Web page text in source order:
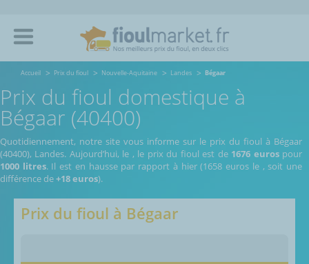
Accueil Prix du fioul Nouvelle-Aquitaine Landes Bégaar
Prix du fioul domestique à
Bégaar (40400)
Quotidiennement, notre site vous informe sur le prix du fioul à Bégaar
(40400), Landes. Aujourd’hui, le , le prix du fioul est de 1676 eurospour
1000 litres. Il est en hausse par rapport à hier (1658 euros le , soit une
différence de+18 euros).
Prix du fioul à Bégaar